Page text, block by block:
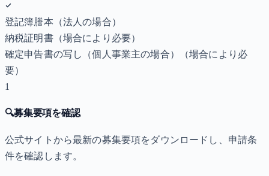
登記簿謄本（法人の場合）
納税証明書（場合により必要）
確定申告書の写し（個人事業主の場合）
（場合により必
要）
1
🔍募集要項を確認
公式サイトから最新の募集要項をダウンロードし、申請条
件を確認します。